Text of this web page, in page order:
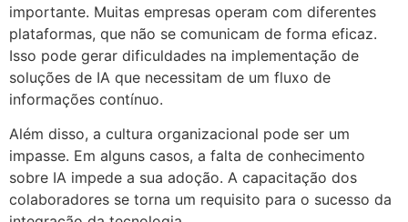
importante. Muitas empresas operam com diferentes
plataformas, que não se comunicam de forma eficaz.
Isso pode gerar dificuldades na implementação de
soluções de IA que necessitam de um fluxo de
informações contínuo.
Além disso, a cultura organizacional pode ser um
impasse. Em alguns casos, a falta de conhecimento
sobre IA impede a sua adoção. A capacitação dos
colaboradores se torna um requisito para o sucesso da